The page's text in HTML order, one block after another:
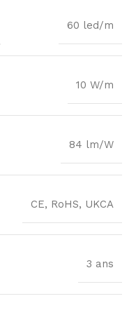
60 led/m
10 W/m
84 lm/W
CE, RoHS, UKCA
3 ans